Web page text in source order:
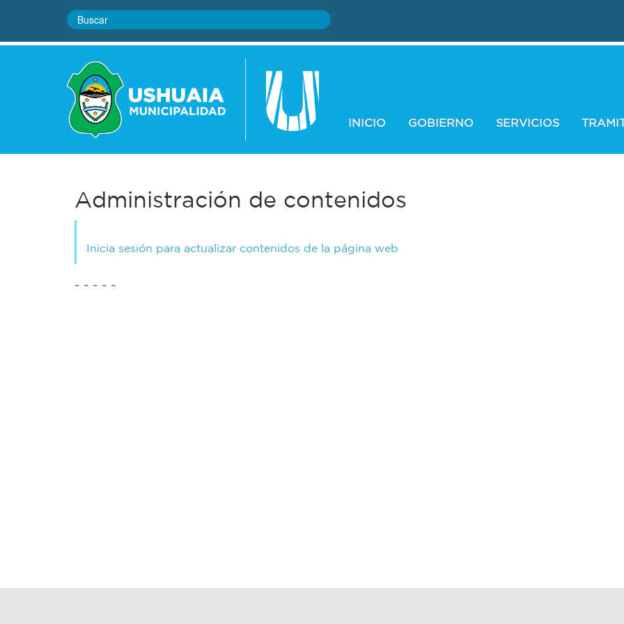
INICIO GOBIERNO SERVICIOS
Administración de contenidos
Inicia sesión para actualizar contenidos de la página web
~ ~ ~ ~ ~